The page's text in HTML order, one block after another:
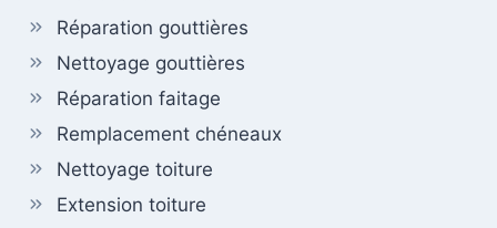
Réparation gouttières
Nettoyage gouttières
Réparation faitage
Remplacement chéneaux
Nettoyage toiture
Extension toiture